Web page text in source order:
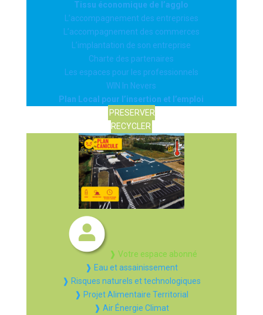
Tissu économique de l’agglo
L’accompagnement des entreprises
L’accompagnement des commerces
L’implantation de son entreprise
Charte des partenaires
Les espaces pour les professionnels
WIN In Nevers
Plan Local pour l’insertion et l’emploi
PRESERVER
RECYCLER
❱ Votre espace abonné
❱ Eau et assainissement
❱ Risques naturels et technologiques
❱ Projet Alimentaire Territorial
❱ Air Énergie Climat